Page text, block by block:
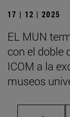
17 | 12 | 2025
EL MUN
con el doble
ICOM a la
museos